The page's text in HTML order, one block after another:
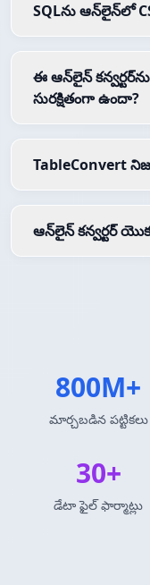
SQLను ఆన్‌లైన్‌లో
ఈ ఆన్‌లైన్
సురక్షితంగా ఉందా?
TableConvert
ఆన్‌లైన్ కన్వర్టర్
800M+
మార్చబడిన పట్టికలు
30+
డేటా ఫైల్ ఫార్మాట్లు